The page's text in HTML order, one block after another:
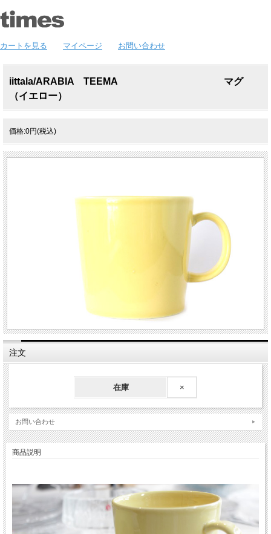
カートを見る マイページ お問い合わせ
iittala/ARABIA TEEMA マグ
（イエロー）
価格:0円(税込)
注文
在庫 ×
お問い合わせ
商品説明